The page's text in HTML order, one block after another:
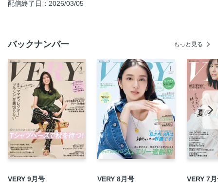
高橋志津奈さんと考える今どきママの“コンサバ道”
12月、そろそろアウターと本気で向き合いたい！
PART1 白T母さん、冬のアウターオシャレを極める
PART2 結局、「袖なしアウター」に頼ってる私がいる！
「洒落見えサブバッグ」は必要経費
[U3万円台限定] 今年こそ足元は黒ロングブーツ頼み！
2025 ご自愛ジュエリーWISH LIST
拝見！ チームVERYの「今年買いジュエリー」
咲 和希さん “いつかは賢い”2人目育児生活
配信終了日：2026/03/05
バックナンバー もっと見る
VERY 9月号 VERY 8月号 VERY 7